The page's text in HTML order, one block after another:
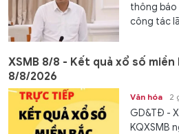
thông báo
công tác
XSMB 8/8 - Kết quả xổ số miền
8/8/2026
Văn hóa 2
GD&TĐ -
KQXSMB